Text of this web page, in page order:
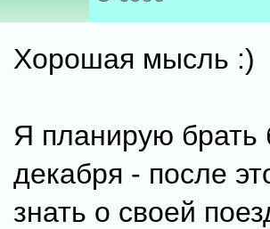
Хорошая мысль :)
Я планирую брать
декабря - после
знать о своей